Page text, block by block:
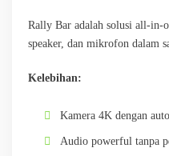
Rally Bar adalah solusi all-in-
speaker, dan mikrofon dalam
Kelebihan:
Kamera 4K dengan
Audio powerful tanpa